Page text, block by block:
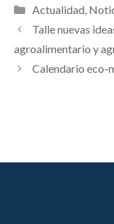
Categorías
Actualidad,
Talle nuevas
agroalimentario y
Calendario eco-